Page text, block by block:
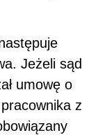
Jeżeli sąd
umowę o
z